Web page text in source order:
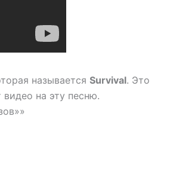
называется Survival. Это
на эту песню.